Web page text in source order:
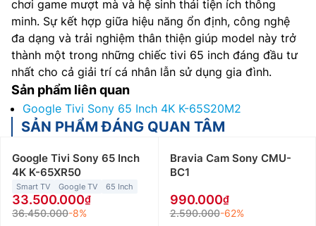
chơi game mượt mà và hệ sinh thái tiện ích thông
minh. Sự kết hợp giữa hiệu năng ổn định, công nghệ
đa dạng và trải nghiệm thân thiện giúp model này trở
thành một trong những chiếc tivi 65 inch đáng đầu tư
nhất cho cả giải trí cá nhân lẫn sử dụng gia đình.
Sản phẩm liên quan
Google Tivi Sony 65 Inch 4K K-65S20M2
SẢN PHẨM ĐÁNG QUAN TÂM
Google Tivi Sony 65 Inch
4K K-65XR50
Smart TV Google TV 65 Inch
33.500.000
36.450.000-8%
Bravia Cam Sony CMU-
BC1
990.000
2.590.000-62%